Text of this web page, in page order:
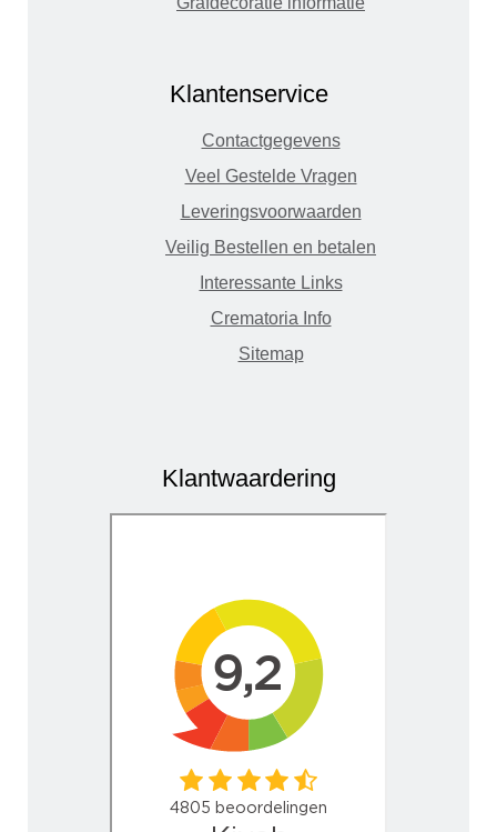
Klantenservice
Contactgegevens
Veel Gestelde Vragen
Leveringsvoorwaarden
Veilig Bestellen en betalen
Interessante Links
Crematoria Info
Sitemap
Klantwaardering